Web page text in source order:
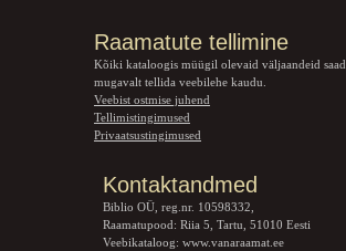
Raamatute tellimine
Kõiki kataloogis müügil olevaid väljaandeid saad
mugavalt tellida veebilehe kaudu.
Veebist ostmise juhend
Tellimistingimused
Privaatsustingimused
Kontaktandmed
Biblio OÜ, reg.nr. 10598332,
Raamatupood: Riia 5, Tartu, 51010 Eesti
Veebikataloog: www.vanaraamat.ee